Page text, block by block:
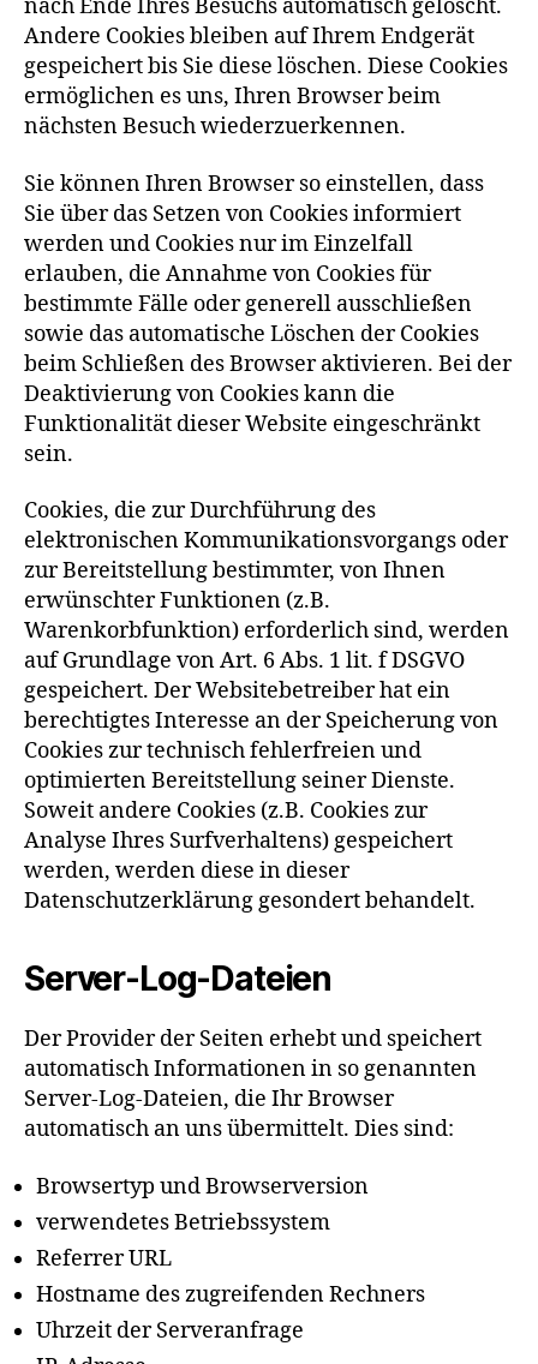
nach Ende Ihres Besuchs automatisch gelöscht.
Andere Cookies bleiben auf Ihrem Endgerät
gespeichert bis Sie diese löschen. Diese Cookies
ermöglichen es uns, Ihren Browser beim
nächsten Besuch wiederzuerkennen.
Sie können Ihren Browser so einstellen, dass
Sie über das Setzen von Cookies informiert
werden und Cookies nur im Einzelfall
erlauben, die Annahme von Cookies für
bestimmte Fälle oder generell ausschließen
sowie das automatische Löschen der Cookies
beim Schließen des Browser aktivieren. Bei der
Deaktivierung von Cookies kann die
Funktionalität dieser Website eingeschränkt
sein.
Cookies, die zur Durchführung des
elektronischen Kommunikationsvorgangs oder
zur Bereitstellung bestimmter, von Ihnen
erwünschter Funktionen (z.B.
Warenkorbfunktion) erforderlich sind, werden
auf Grundlage von Art. 6 Abs. 1 lit. f DSGVO
gespeichert. Der Websitebetreiber hat ein
berechtigtes Interesse an der Speicherung von
Cookies zur technisch fehlerfreien und
optimierten Bereitstellung seiner Dienste.
Soweit andere Cookies (z.B. Cookies zur
Analyse Ihres Surfverhaltens) gespeichert
werden, werden diese in dieser
Datenschutzerklärung gesondert behandelt.
Server-Log-Dateien
Der Provider der Seiten erhebt und speichert
automatisch Informationen in so genannten
Server-Log-Dateien, die Ihr Browser
automatisch an uns übermittelt. Dies sind:
Browsertyp und Browserversion
verwendetes Betriebssystem
Referrer URL
Hostname des zugreifenden Rechners
Uhrzeit der Serveranfrage